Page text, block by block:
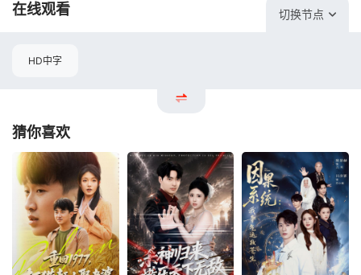
在线观看 切换节点
HD中字
猜你喜欢